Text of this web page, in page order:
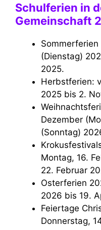
Schulferien in
Gemeinschaft
Sommerferien 2025: vom 1. Juli
(Dienstag)
2025.
Herbstferien: vom 27. Oktober (Montag)
2025 bis 2.
Weihnachtsferien 2025-2026: vom 22.
Dezember
(Sonntag)
Krokusfestivals (Frühlingsferien) 2026:
Montag, 16.
22. Februar
Osterferien 2026: vom 6. April (Montag)
2026 bis 19.
Feiertage Christi Himmelfahrt:
Donnerstag,